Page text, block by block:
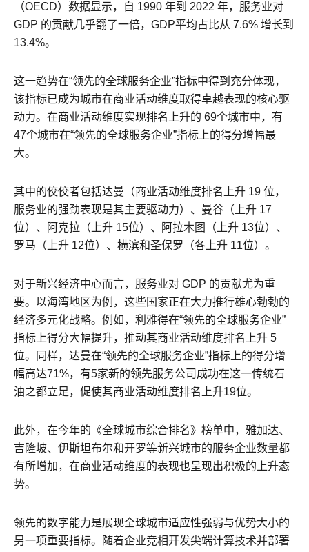
（OECD）数据显示，自 1990 年到 2022 年，服务业对
GDP 的贡献几乎翻了一倍，GDP平均占比从 7.6% 增长到
13.4%。
这一趋势在“领先的全球服务企业”指标中得到充分体现，
该指标已成为城市在商业活动维度取得卓越表现的核心驱
动力。在商业活动维度实现排名上升的 69个城市中，有
47个城市在“领先的全球服务企业”指标上的得分增幅最
大。
其中的佼佼者包括达曼（商业活动维度排名上升 19 位，
服务业的强劲表现是其主要驱动力）、曼谷（上升 17
位）、阿克拉（上升 15位）、阿拉木图（上升 13位）、
罗马（上升 12位）、横滨和圣保罗（各上升 11位）。
对于新兴经济中心而言，服务业对 GDP 的贡献尤为重
要。以海湾地区为例，这些国家正在大力推行雄心勃勃的
经济多元化战略。例如，利雅得在“领先的全球服务企业”
指标上得分大幅提升，推动其商业活动维度排名上升 5
位。同样，达曼在“领先的全球服务企业”指标上的得分增
幅高达71%，有5家新的领先服务公司成功在这一传统石
油之都立足，促使其商业活动维度排名上升19位。
此外，在今年的《全球城市综合排名》榜单中，雅加达、
吉隆坡、伊斯坦布尔和开罗等新兴城市的服务企业数量都
有所增加，在商业活动维度的表现也呈现出积极的上升态
势。
领先的数字能力是展现全球城市适应性强弱与优势大小的
另一项重要指标。随着企业竞相开发尖端计算技术并部署